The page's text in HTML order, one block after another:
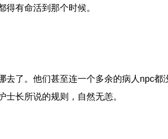
有命活到那个时候。
了。他们甚至连一个多余的病人npc都
长所说的规则，自然无恙。